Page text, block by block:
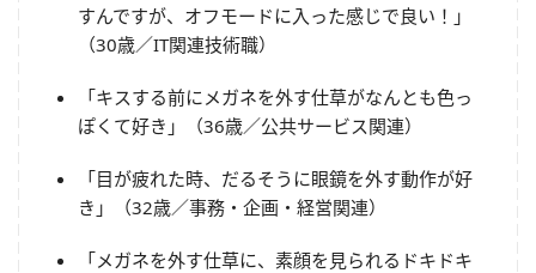
すんですが、オフモードに入った感じで良い！」
（30歳／IT関連技術職）
「キスする前にメガネを外す仕草がなんとも色っ
ぽくて好き」（36歳／公共サービス関連）
「目が疲れた時、だるそうに眼鏡を外す動作が好
き」（32歳／事務・企画・経営関連）
「メガネを外す仕草に、素顔を見られるドキドキ